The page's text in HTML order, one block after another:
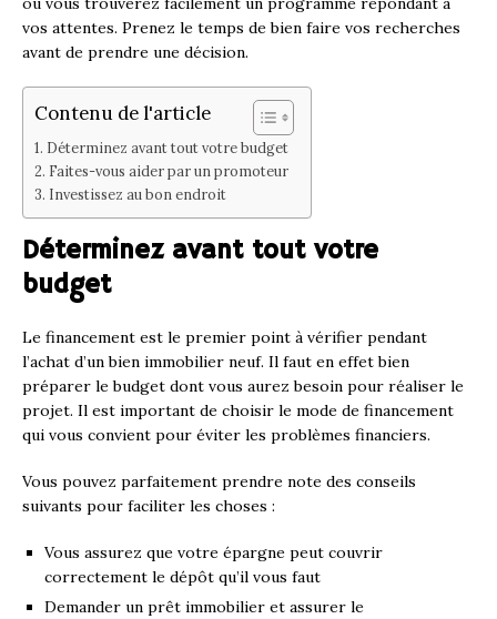
vos attentes. Prenez le temps de bien faire vos recherches
avant de prendre une décision.
Contenu de l'article
Déterminez avant tout votre budget
Faites-vous aider par un promoteur
Investissez au bon endroit
Déterminez avant tout votre
budget
Le financement est le premier point à vérifier pendant
l’achat d’un bien immobilier neuf. Il faut en effet bien
préparer le budget dont vous aurez besoin pour réaliser le
projet. Il est important de choisir le mode de financement
qui vous convient pour éviter les problèmes financiers.
Vous pouvez parfaitement prendre note des conseils
suivants pour faciliter les choses :
Vous assurez que votre épargne peut couvrir
correctement le dépôt qu’il vous faut
Demander un prêt immobilier et assurer le